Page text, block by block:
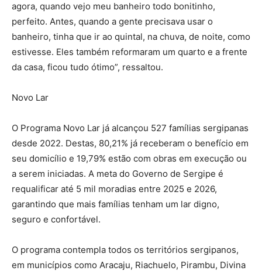
agora, quando vejo meu banheiro todo bonitinho,
perfeito. Antes, quando a gente precisava usar o
banheiro, tinha que ir ao quintal, na chuva, de noite, como
estivesse. Eles também reformaram um quarto e a frente
da casa, ficou tudo ótimo”, ressaltou.
Novo Lar
O Programa Novo Lar já alcançou 527 famílias sergipanas
desde 2022. Destas, 80,21% já receberam o benefício em
seu domicílio e 19,79% estão com obras em execução ou
a serem iniciadas. A meta do Governo de Sergipe é
requalificar até 5 mil moradias entre 2025 e 2026,
garantindo que mais famílias tenham um lar digno,
seguro e confortável.
O programa contempla todos os territórios sergipanos,
em municípios como Aracaju, Riachuelo, Pirambu, Divina